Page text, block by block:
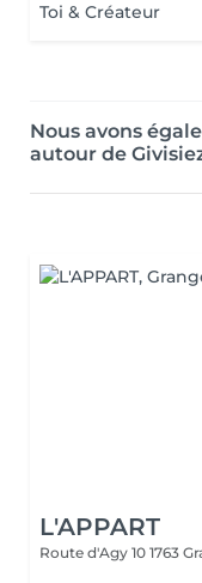
Toi & Créateur
Nous avons
autour de
L'APPART
Route d'Agy 10 1763